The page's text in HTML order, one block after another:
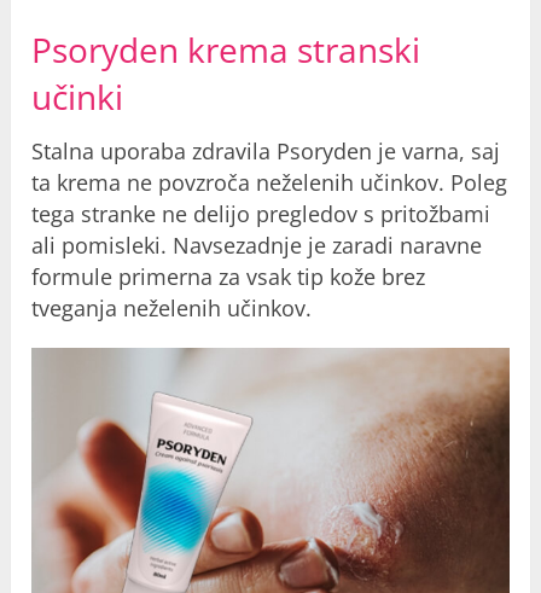
Psoryden krema stranski
učinki
Stalna uporaba zdravila Psoryden je varna, saj
ta krema ne povzroča neželenih učinkov. Poleg
tega stranke ne delijo pregledov s pritožbami
ali pomisleki. Navsezadnje je zaradi naravne
formule primerna za vsak tip kože brez
tveganja neželenih učinkov.